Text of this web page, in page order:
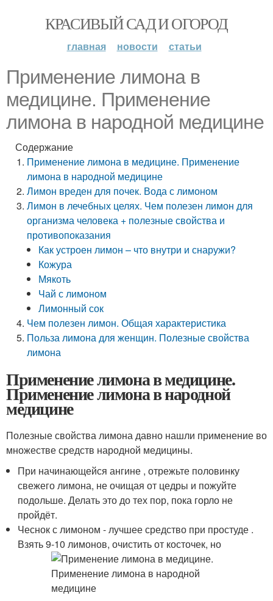
КРАСИВЫЙ САД И ОГОРОД
главная новости статьи
Применение лимона в
медицине. Применение
лимона в народной медицине
Содержание
Применение лимона в медицине. Применение
лимона в народной медицине
Лимон вреден для почек. Вода с лимоном
Лимон в лечебных целях. Чем полезен лимон для
организма человека + полезные свойства и
противопоказания
Как устроен лимон – что внутри и снаружи?
Кожура
Мякоть
Чай с лимоном
Лимонный сок
Чем полезен лимон. Общая характеристика
Польза лимона для женщин. Полезные свойства
лимона
Применение лимона в медицине.
Применение лимона в народной
медицине
Полезные свойства лимона давно нашли применение во
множестве средств народной медицины.
При начинающейся ангине , отрежьте половинку
свежего лимона, не очищая от цедры и пожуйте
подольше. Делать это до тех пор, пока горло не
пройдёт.
Чеснок с лимоном - лучшее средство при простуде .
Взять 9-10 лимонов, очистить от косточек, но